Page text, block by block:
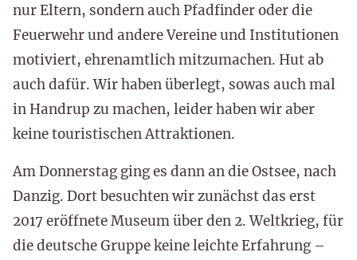
nur Eltern, sondern auch Pfadfinder oder die
Feuerwehr und andere Vereine und Institutionen
motiviert, ehrenamtlich mitzumachen. Hut ab
auch dafür. Wir haben überlegt, sowas auch mal
in Handrup zu machen, leider haben wir aber
keine touristischen Attraktionen.
Am Donnerstag ging es dann an die Ostsee, nach
Danzig. Dort besuchten wir zunächst das erst
2017 eröffnete Museum über den 2. Weltkrieg, für
die deutsche Gruppe keine leichte Erfahrung –